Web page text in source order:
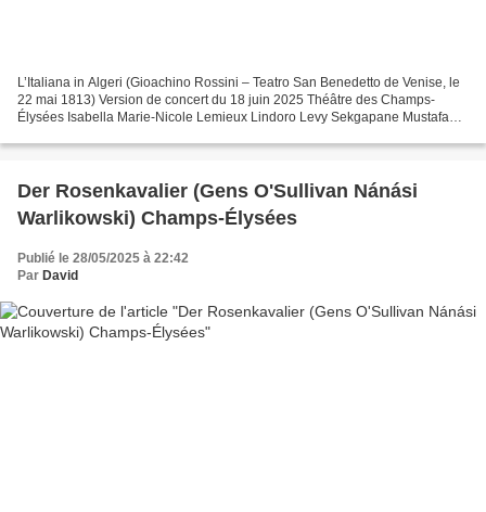
L’Italiana in Algeri (Gioachino Rossini – Teatro San Benedetto de Venise, le
22 mai 1813) Version de concert du 18 juin 2025 Théâtre des Champs-
Élysées Isabella Marie-Nicole Lemieux Lindoro Levy Sekgapane Mustafa
Der Rosenkavalier (Gens O'Sullivan Nánási
Warlikowski) Champs-Élysées
Publié le 28/05/2025 à 22:42
Par David